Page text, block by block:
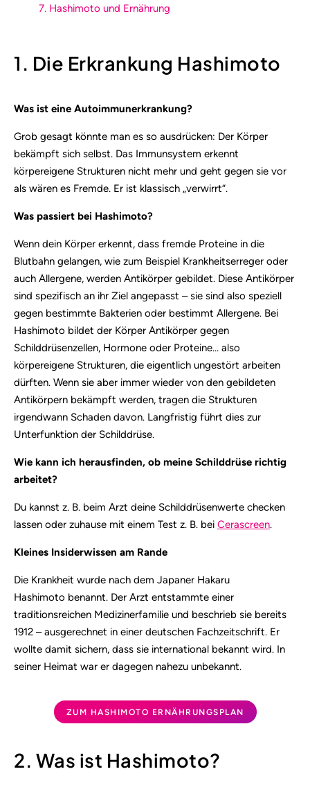
7. Hashimoto und Ernährung
1. Die Erkrankung Hashimoto
Was ist eine Autoimmunerkrankung?
Grob gesagt könnte man es so ausdrücken: Der Körper
bekämpft sich selbst. Das Immunsystem erkennt
körpereigene Strukturen nicht mehr und geht gegen sie vor
als wären es Fremde. Er ist klassisch „verwirrt“.
Was passiert bei Hashimoto?
Wenn dein Körper erkennt, dass fremde Proteine in die
Blutbahn gelangen, wie zum Beispiel Krankheitserreger oder
auch Allergene, werden Antikörper gebildet. Diese Antikörper
sind spezifisch an ihr Ziel angepasst – sie sind also speziell
gegen bestimmte Bakterien oder bestimmt Allergene. Bei
Hashimoto bildet der Körper Antikörper gegen
Schilddrüsenzellen, Hormone oder Proteine… also
körpereigene Strukturen, die eigentlich ungestört arbeiten
dürften. Wenn sie aber immer wieder von den gebildeten
Antikörpern bekämpft werden, tragen die Strukturen
irgendwann Schaden davon. Langfristig führt dies zur
Unterfunktion der Schilddrüse.
Wie kann ich herausfinden, ob meine Schilddrüse richtig
arbeitet?
Du kannst z. B. beim Arzt deine Schilddrüsenwerte checken
lassen oder zuhause mit einem Test z. B. bei Cerascreen.
Kleines Insiderwissen am Rande
Die Krankheit wurde nach dem Japaner Hakaru
Hashimoto benannt. Der Arzt entstammte einer
traditionsreichen Medizinerfamilie und beschrieb sie bereits
1912 – ausgerechnet in einer deutschen Fachzeitschrift. Er
wollte damit sichern, dass sie international bekannt wird. In
seiner Heimat war er dagegen nahezu unbekannt.
ZUM HASHIMOTO ERNÄHRUNGSPLAN
2. Was ist Hashimoto?